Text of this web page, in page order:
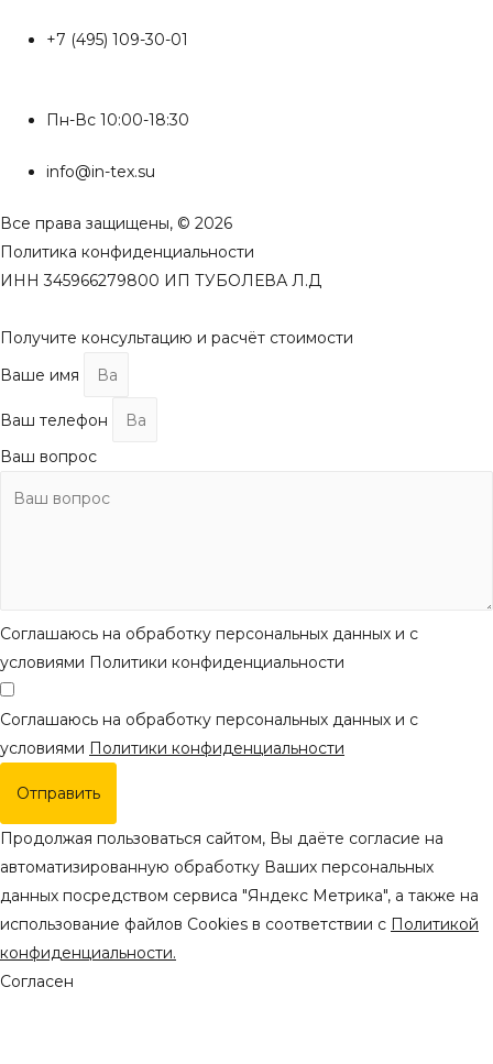
+7 (495) 109-30-01
Пн-Вс 10:00-18:30
info@in-tex.su
Все права защищены, © 2026
Политика конфиденциальности
ИНН 345966279800 ИП ТУБОЛЕВА Л.Д
Получите консультацию и расчёт стоимости
Ваше имя
Ваш телефон
Ваш вопрос
Соглашаюсь на обработку персональных данных и с
условиями Политики конфиденциальности
Соглашаюсь на обработку персональных данных и с
условиями Политики конфиденциальности
Отправить
Продолжая пользоваться сайтом, Вы даёте согласие на
автоматизированную обработку Ваших персональных
данных посредством сервиса "Яндекс Метрика", а также на
использование файлов Cookies в соответствии с Политикой
конфиденциальности.
Согласен